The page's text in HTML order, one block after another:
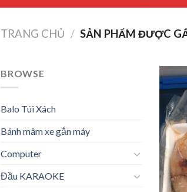
TRANG CHỦ / SẢN PHẨM ĐƯỢC
BROWSE
Balo Túi Xách
Bánh mâm xe gắn máy
Computer
Đầu KARAOKE